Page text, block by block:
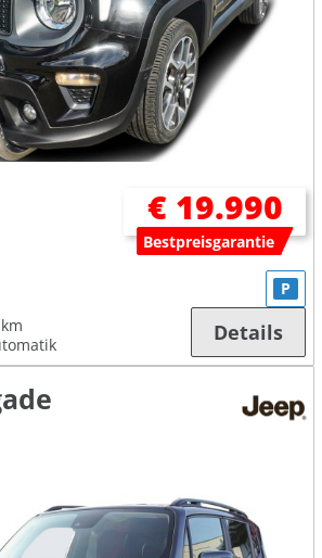
€ 19.990
Bestpreisgarantie
P
Details